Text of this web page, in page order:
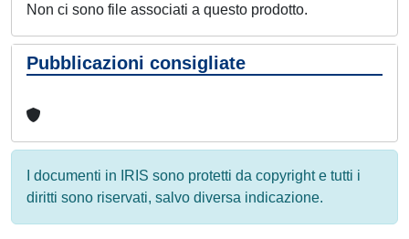
Non ci sono file associati a questo prodotto.
Pubblicazioni consigliate
I documenti in IRIS sono protetti da copyright e tutti i
diritti sono riservati, salvo diversa indicazione.